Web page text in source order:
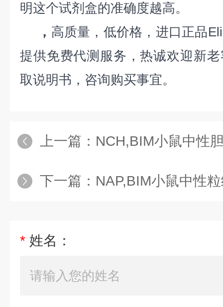
明这个试剂盒的准确度越高。
， 高质量，低价格，进口正品
提供免费代测服务，热诚欢迎新
取说明书，咨询购买事宜。
上一篇： NCH,BIM小鼠中性胆
下一篇： NAP,BIM小鼠中性粒细胞
* 姓名：